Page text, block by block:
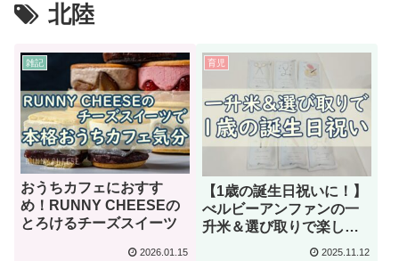
北陸
雑記
おうちカフェにおすす
め！RUNNY CHEESEの
とろけるチーズスイーツ
2026.01.15
育児
【1歳の誕生日祝いに！】
べルビーアンファンの一
升米＆選び取りで楽しく
2025.11.12